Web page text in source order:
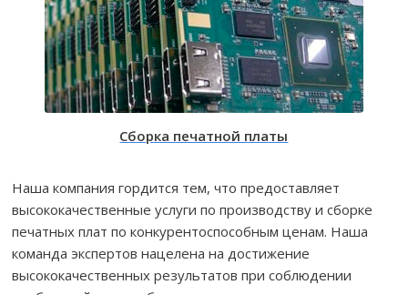
Сборка печатной платы
Наша компания гордится тем, что предоставляет
высококачественные услуги по производству и сборке
печатных плат по конкурентоспособным ценам. Наша
команда экспертов нацелена на достижение
высококачественных результатов при соблюдении